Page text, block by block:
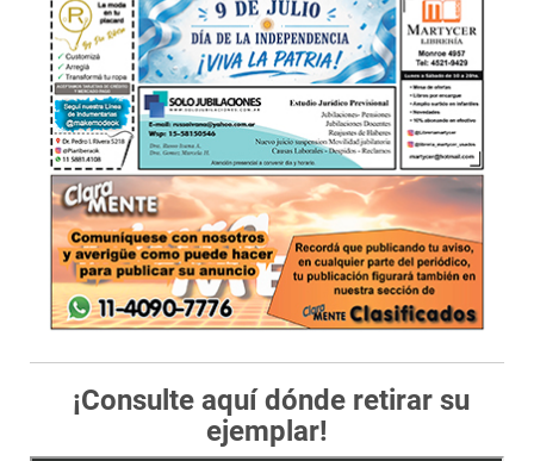
¡Consulte aquí dónde retirar su
ejemplar!